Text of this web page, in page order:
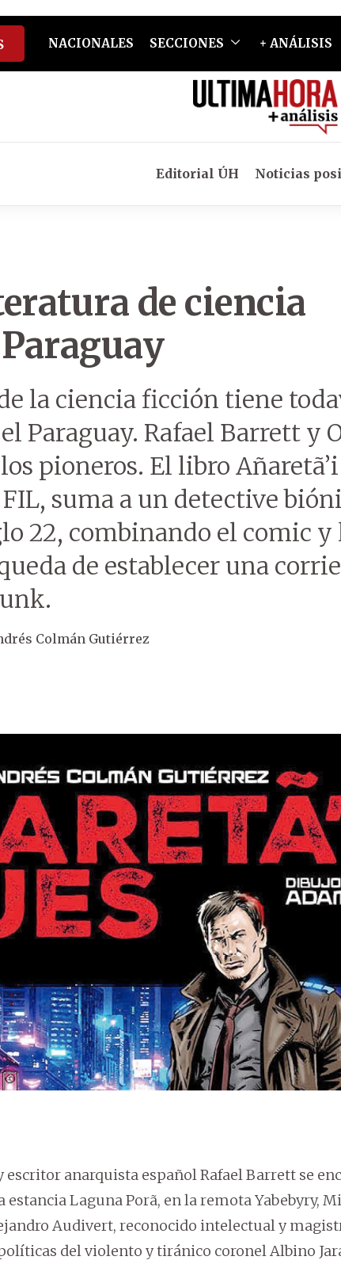
NACIONALES SECCIONES + ANÁLISIS
Editorial ÚH Noticias
de ciencia
la ciencia ficción tiene
Paraguay. Rafael Barrett y
pioneros. El libro
suma a un detective
22, combinando el comic y
de establecer una
Colmán Gutiérrez
escritor anarquista español Rafael Barrett se
Laguna Porã, en la remota Yabebyry,
Audivert, reconocido intelectual y
del violento y tiránico coronel Albino